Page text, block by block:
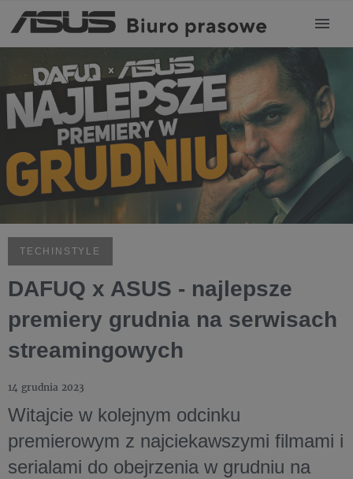
TECHINSTYLE
DAFUQ x ASUS - najlepsze
premiery grudnia na serwisach
streamingowych
14 grudnia 2023
Witajcie w kolejnym odcinku
premierowym z najciekawszymi filmami i
serialami do obejrzenia w grudniu na